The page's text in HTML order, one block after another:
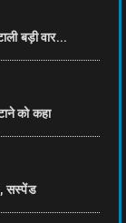
बड़ी वार...
को कहा
सस्पेंड